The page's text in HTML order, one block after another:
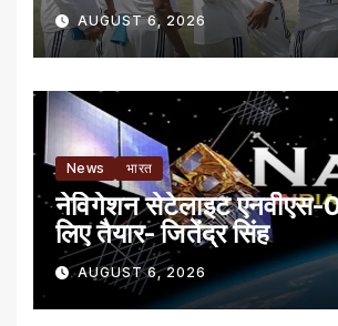
AUGUST 6, 2026
News भारत
नेविगेशन सेटेलाइट
लिए तैयार- जितेंद्र सिंह
AUGUST 6, 2026